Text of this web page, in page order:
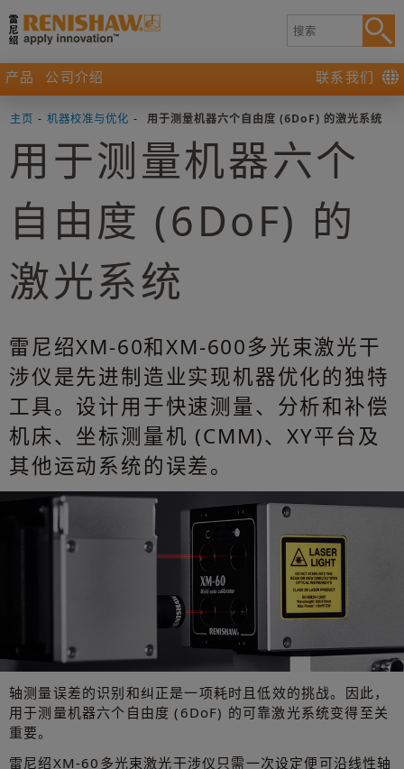
产品 公司介绍 联系我们
主页 - 机器校准与优化 - 用于测量机器六个自由度 (6DoF) 的激光系统
用于测量机器六个
自由度 (6DoF) 的
激光系统
雷尼绍XM-60和XM-600多光束激光干
涉仪是先进制造业实现机器优化的独特
工具。设计用于快速测量、分析和补偿
机床、坐标测量机 (CMM)、XY平台及
其他运动系统的误差。
轴测量误差的识别和纠正是一项耗时且低效的挑战。因此，
用于测量机器六个自由度 (6DoF) 的可靠激光系统变得至关
重要。
雷尼绍XM-60多光束激光干涉仪只需一次设定便可沿线性轴